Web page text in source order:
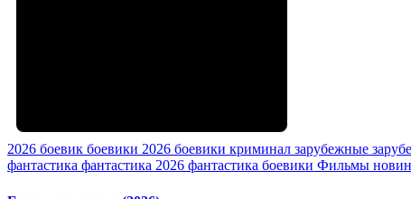
2026 боевик боевики 2026 боевики криминал зарубежные
фантастика фантастика 2026 фантастика боевики Фильмы